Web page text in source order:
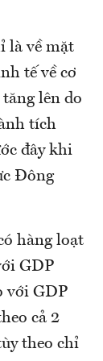
là về mặt
tế về cơ
lên do
tích
đây khi
Đông
hàng loạt
GDP
với GDP
cả 2
theo chỉ